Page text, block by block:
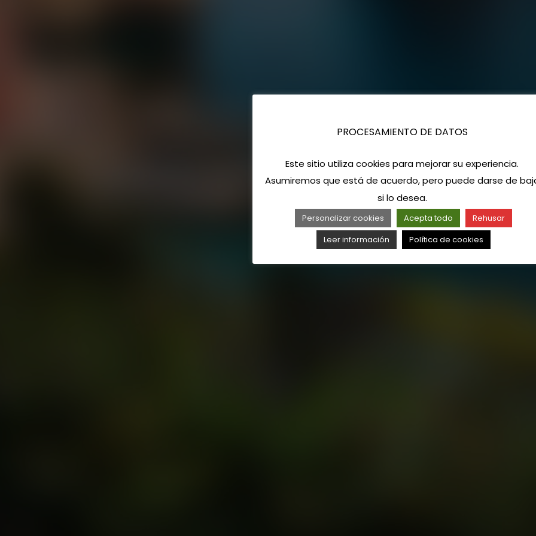
PROCESAMIENTO DE DATOS
Este sitio utiliza cookies para mejorar su experiencia.
Asumiremos que está de acuerdo, pero puede darse de
si lo desea.
Personalizar cookies Acepta todo
Rehusar
Leer información
Política de cookies